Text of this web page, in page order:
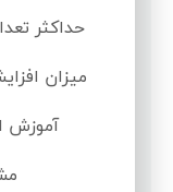
حداکثر
میزان